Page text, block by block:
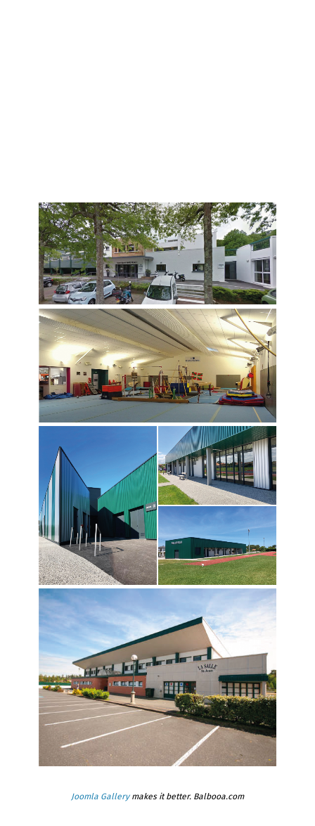
Joomla Gallerymakes it better. Balbooa.com